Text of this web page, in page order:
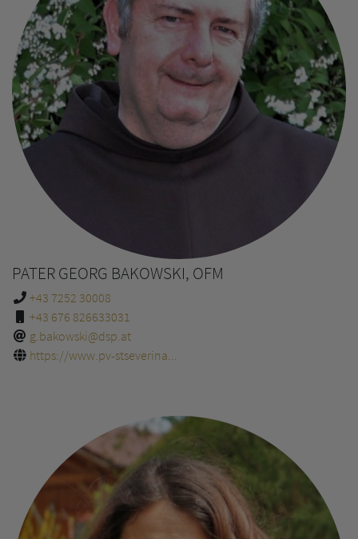
PATER GEORG BAKOWSKI, OFM
+43 7252 30008
+43 676 826633031
g.bakowski@dsp.at
https://www.pv-stseverina...